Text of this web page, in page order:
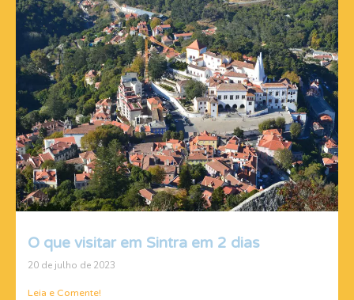
O que visitar em Sintra em 2 dias
20 de julho de 2023
Leia e Comente!